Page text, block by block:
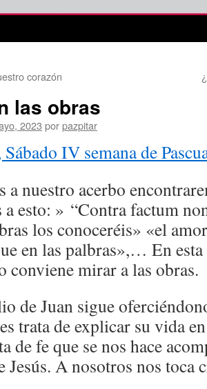
corazón
las obras
2023 porpazpitar
IV semana de
a nuestro acerbo
a esto: » “Contra factum
los conoceréis» «el
en las palbras»,… En
conviene mirar a las obras.
de Juan sigue
trata de explicar su vida
de fe que se nos hace
Jesús. A nosotros nos toca